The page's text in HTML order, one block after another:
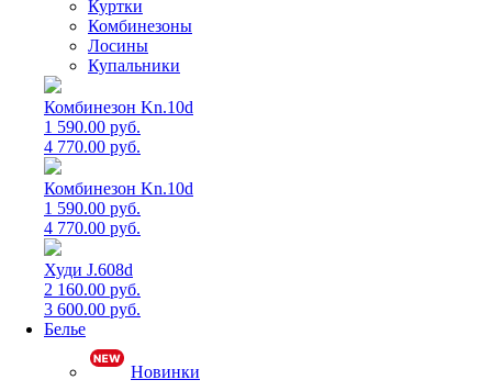
Куртки
Комбинезоны
Лосины
Купальники
Комбинезон Kn.10d
1 590.00 руб.
4 770.00 руб.
Комбинезон Kn.10d
1 590.00 руб.
4 770.00 руб.
Худи J.608d
2 160.00 руб.
3 600.00 руб.
Белье
Новинки